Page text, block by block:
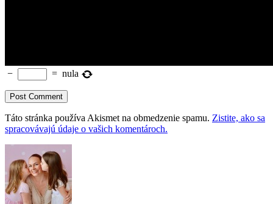
− = nula
Táto stránka používa Akismet na obmedzenie spamu. Zistite, ako sa
spracovávajú údaje o vašich komentároch.